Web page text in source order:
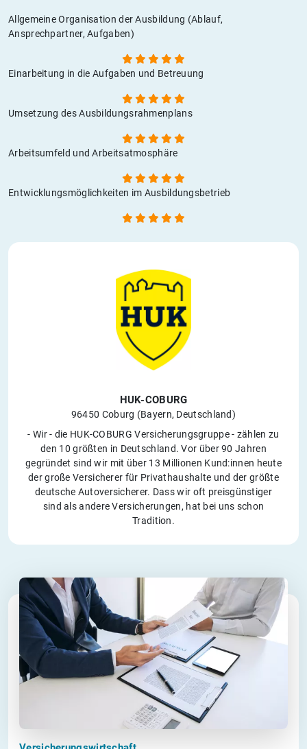
Allgemeine Organisation der Ausbildung (Ablauf,
Ansprechpartner, Aufgaben)
Einarbeitung in die Aufgaben und Betreuung
Umsetzung des Ausbildungsrahmenplans
Arbeitsumfeld und Arbeitsatmosphäre
Entwicklungsmöglichkeiten im Ausbildungsbetrieb
HUK-COBURG
96450 Coburg (Bayern, Deutschland)
- Wir - die HUK-COBURG Versicherungsgruppe - zählen zu
den 10 größten in Deutschland. Vor über 90 Jahren
gegründet sind wir mit über 13 Millionen Kund:innen heute
der große Versicherer für Privathaushalte und der größte
deutsche Autoversicherer. Dass wir oft preisgünstiger
sind als andere Versicherungen, hat bei uns schon
Tradition.